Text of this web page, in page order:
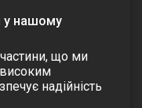
у нашому
що ми
надійність